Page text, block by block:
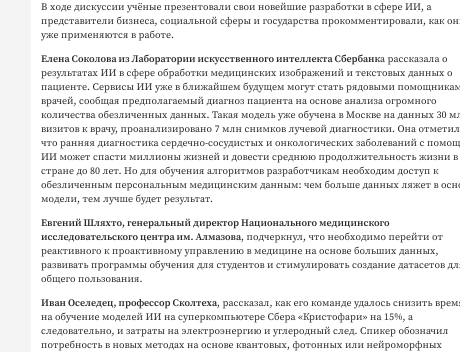
В ходе дискуссии учёные презентовали свои новейшие разработки в сфере ИИ, а
представители бизнеса, социальной сферы и государства прокомментировали, как
уже применяются в работе.
Елена Соколова из Лаборатории искусственного интеллекта Сбербанка рассказала о
результатах ИИ в сфере обработки медицинских изображений и текстовых данных о
пациенте. Сервисы ИИ уже в ближайшем будущем могут стать рядовыми
врачей, сообщая предполагаемый диагноз пациента на основе анализа огромного
количества обезличенных данных. Такая модель уже обучена в Москве на данных 30
визитов к врачу, проанализировано 7 млн снимков лучевой диагностики. Она
что ранняя диагностика сердечно-сосудистых и онкологических заболеваний с
ИИ может спасти миллионы жизней и довести среднюю продолжительность жизни в
стране до 80 лет. Но для обучения алгоритмов разработчикам необходим доступ к
обезличенным персональным медицинским данным: чем больше данных ляжет в
модели, тем лучше будет результат.
Евгений Шляхто, генеральный директор Национального медицинского
исследовательского центра им. Алмазова, подчеркнул, что необходимо перейти от
реактивного к проактивному управлению в медицине на основе больших данных,
развивать программы обучения для студентов и стимулировать создание датасетов
общего пользования.
Иван Оселедец, профессор Сколтеха, рассказал, как его команде удалось снизить
на обучение моделей ИИ на суперкомпьютере Сбера «Кристофари» на 15%, а
следовательно, и затраты на электроэнергию и углеродный след. Спикер обозначил
потребность в новых методах на основе квантовых, фотонных или нейроморфных